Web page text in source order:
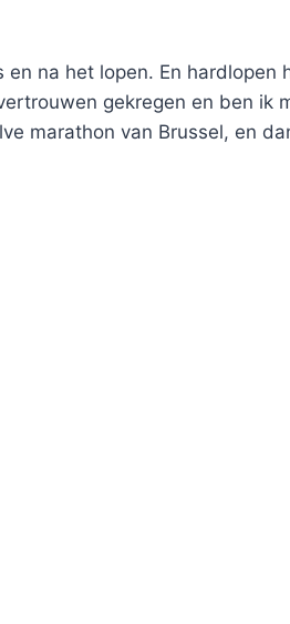
na het lopen. En
gekregen en ben ik
marathon van Brussel, en